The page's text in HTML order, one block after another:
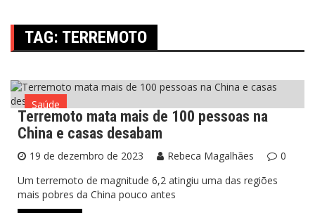
TAG: TERREMOTO
Saúde
Terremoto mata mais de 100 pessoas na
China e casas desabam
19 de dezembro de 2023 Rebeca Magalhães
0
Um terremoto de magnitude 6,2 atingiu uma das regiões
mais pobres da China pouco antes